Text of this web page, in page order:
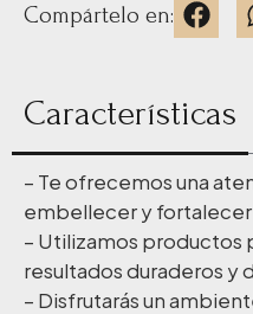
Compártelo en:
Características
– Te ofrecemos una
embellecer y fortalecer
– Utilizamos productos
resultados duraderos y
– Disfrutarás un